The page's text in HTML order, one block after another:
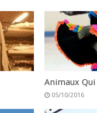
Animaux
05/10/2016